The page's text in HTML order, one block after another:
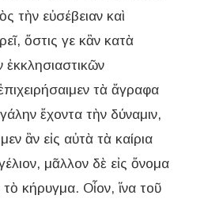
τὴν εὐσέβειαν καὶ
ὅστις γε κἂν κατὰ
τὰ ἄγραφα
ἔχοντα τὴν δύναμιν,
ἂν εἰς αὐτὰ τὰ καίρια
μᾶλλον δὲ εἰς ὄνομα
τὸ κήρυγμα. Οἷον, ἵνα τοῦ